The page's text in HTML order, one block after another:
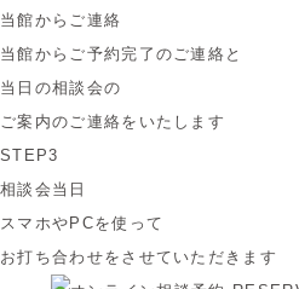
当館からご連絡
当館からご予約完了のご連絡と
当日の相談会の
ご案内のご連絡をいたします
STEP3
相談会当日
スマホやPCを使って
お打ち合わせをさせていただきます